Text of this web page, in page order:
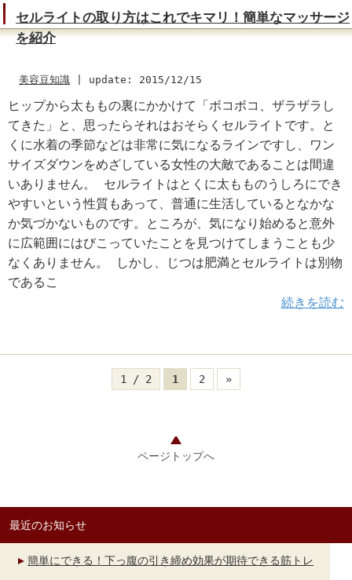
最近のお知らせ
簡単にできる！下っ腹の引き締め効果が期待できる筋トレ
セルライトの取り方はこれでキマリ！簡単なマッサージ
を紹介
美容豆知識 update: 2015/12/15
ヒップから太ももの裏にかかけて「ボコボコ、ザラザラし
てきた」と、思ったらそれはおそらくセルライトです。と
くに水着の季節などは非常に気になるラインですし、ワン
サイズダウンをめざしている女性の大敵であることは間違
いありません。 セルライトはとくに太もものうしろにでき
やすいという性質もあって、普通に生活しているとなかな
か気づかないものです。ところが、気になり始めると意外
に広範囲にはびこっていたことを見つけてしまうことも少
なくありません。 しかし、じつは肥満とセルライトは別物
であるこ
続きを読む
1 / 2 1 2 »
ページトップへ